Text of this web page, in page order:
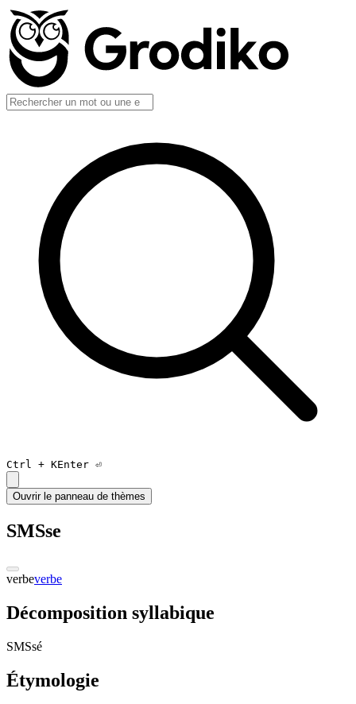
Ctrl + KEnter ⏎
Ouvrir le panneau de thèmes
SMSse
verbeverbe
Décomposition syllabique
SMSsé
Étymologie